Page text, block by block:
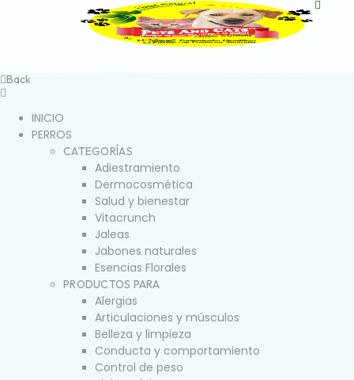
Back
INICIO
PERROS
CATEGORÍAS
Adiestramiento
Dermocosmética
Salud y bienestar
Vitacrunch
Jaleas
Jabones naturales
Esencias Florales
PRODUCTOS PARA
Alergias
Articulaciones y músculos
Belleza y limpieza
Conducta y comportamiento
Control de peso